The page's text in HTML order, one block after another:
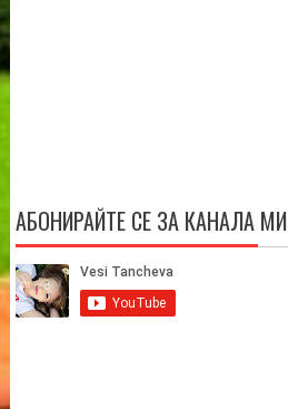
АБОНИРАЙТЕ СЕ ЗА КАНАЛА МИ